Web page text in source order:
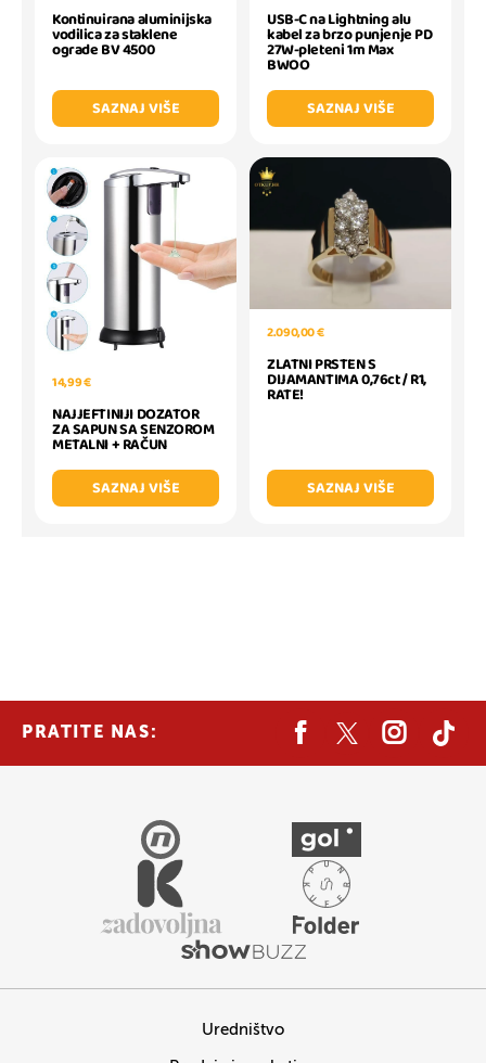
Kontinuirana aluminijska
vodilica za staklene
ograde BV 4500
SAZNAJ VIŠE
USB-C na Lightning alu
kabel za brzo punjenje PD
27W-pleteni 1m Max
BWOO
SAZNAJ VIŠE
14,99 €
NAJJEFTINIJI DOZATOR
ZA SAPUN SA SENZOROM
METALNI + RAČUN
SAZNAJ VIŠE
2.090,00 €
ZLATNI PRSTEN S
DIJAMANTIMA 0,76ct / R1,
RATE!
SAZNAJ VIŠE
PRATITE NAS:
Uredništvo